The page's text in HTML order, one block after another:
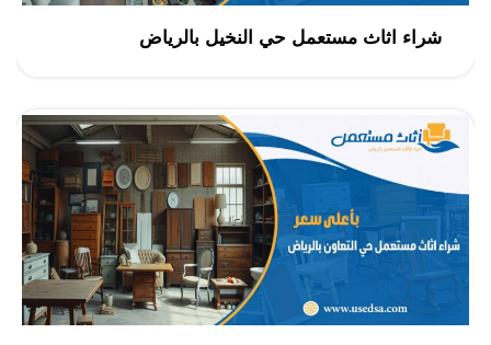
شراء اثاث مستعمل حي النخيل بالرياض